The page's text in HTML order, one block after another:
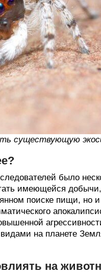
существующую
было
имеющейся
поиске пищи, но
на планете
на